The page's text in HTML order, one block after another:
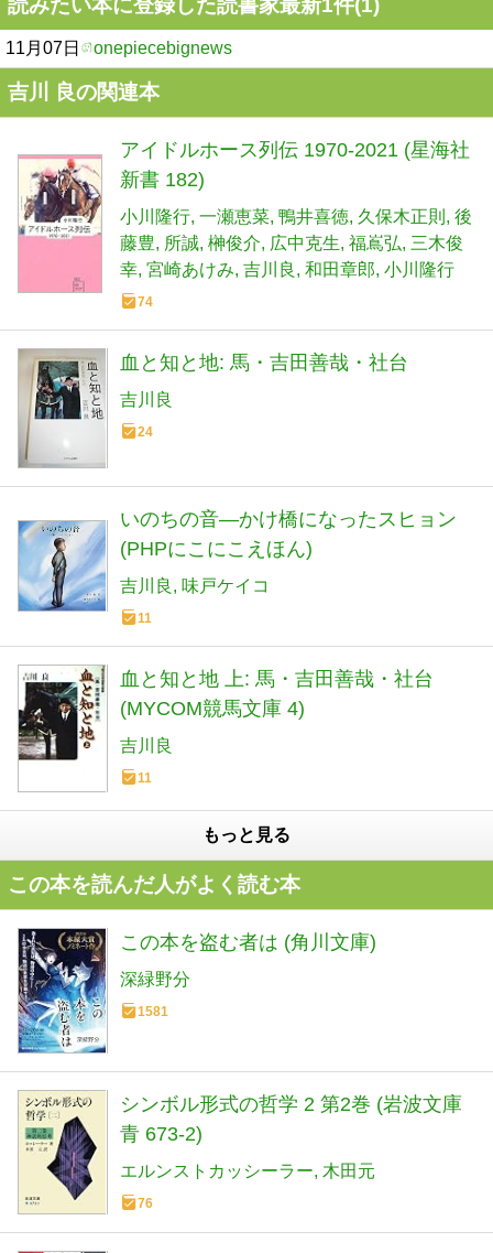
読みたい本に登録した読書家最新1件(1)
11月07日 onepiecebignews
吉川 良の関連本
アイドルホース列伝 1970-2021 (星海社
新書 182)
小川隆行 一瀬恵菜 鴨井喜徳 久保木正則
後
藤豊
所誠 榊俊介 広中克生 福嶌弘 三木俊
幸 宮崎あけみ 吉川良 和田章郎 小川隆行
74
血と知と地: 馬・吉田善哉・社台
吉川良
24
いのちの音―かけ橋になったスヒョン
(PHPにこにこえほん)
吉川良 味戸ケイコ
11
血と知と地 上: 馬・吉田善哉・社台
(MYCOM競馬文庫 4)
吉川良
11
もっと見る
この本を読んだ人がよく読む本
この本を盗む者は (角川文庫)
深緑野分
1581
シンボル形式の哲学 2 第2巻 (岩波文庫
青 673-2)
エルンストカッシーラー 木田元
76